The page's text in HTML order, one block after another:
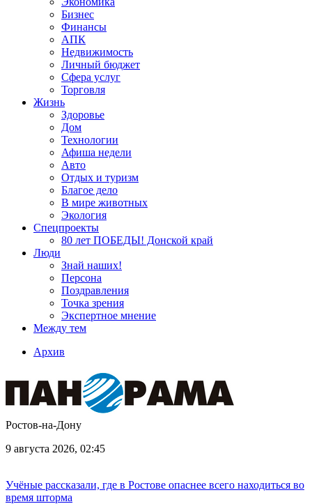
Бизнес
Финансы
АПК
Недвижимость
Личный бюджет
Сфера услуг
Торговля
Жизнь
Здоровье
Дом
Технологии
Афиша недели
Авто
Отдых и туризм
Благое дело
В мире животных
Экология
Спецпроекты
80 лет ПОБЕДЫ! Донской край
Люди
Знай наших!
Персона
Поздравления
Точка зрения
Экспертное мнение
Между тем
Архив
Ростов-на-Дону
9 августа 2026, 02:45
Учёные рассказали, где в Ростове опаснее всего находиться во
время шторма